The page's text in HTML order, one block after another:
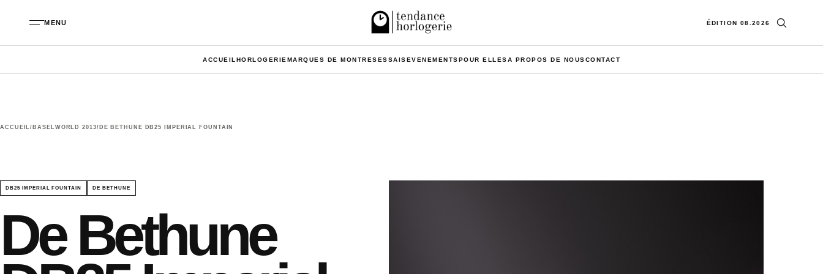
MENU ÉDITION 08.2026 Ouvrir la
ACCUEIL HORLOGERIE MARQUES DE MONTRESESSAISEVENEMENTSPOUR ELLESA PROPOS DE NOUSCONTACT
ACCUEIL/ BASELWORLD 2013/ DE BETHUNE DB25 IMPERIAL FOUNTAIN
DB25 IMPERIAL FOUNTAIN DE BETHUNE
De Bethune